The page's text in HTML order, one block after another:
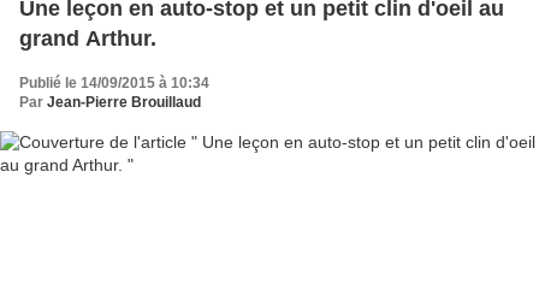
Une leçon en auto-stop et un petit clin d'oeil au
grand Arthur.
Publié le 14/09/2015 à 10:34
Par Jean-Pierre Brouillaud